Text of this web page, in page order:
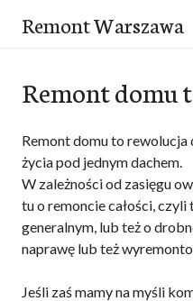
Remont Warszawa
Remont domu
Remont domu to
życia pod jednym dachem.
W zależności od zasięgu
tu o remoncie całości,
generalnym, lub też o
naprawę lub też
Jeśli zaś mamy na myśli